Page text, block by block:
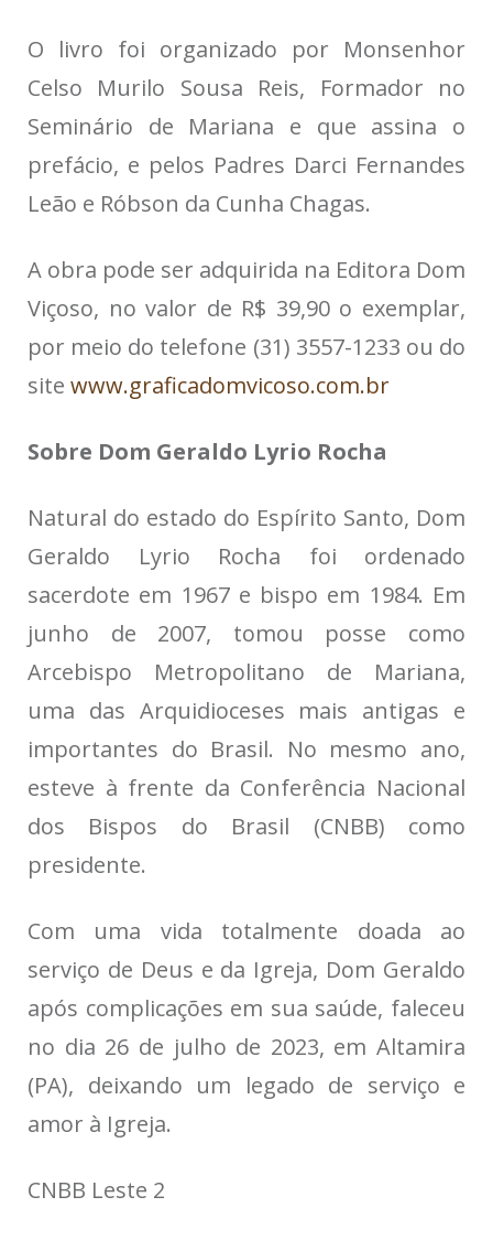
O livro foi organizado por Monsenhor
Celso Murilo Sousa Reis, Formador no
Seminário de Mariana e que assina o
prefácio, e pelos Padres Darci Fernandes
Leão e Róbson da Cunha Chagas.
A obra pode ser adquirida na Editora Dom
Viçoso, no valor de R$ 39,90 o exemplar,
por meio do telefone (31) 3557-1233 ou do
site www.graficadomvicoso.com.br
Sobre Dom Geraldo Lyrio Rocha
Natural do estado do Espírito Santo, Dom
Geraldo Lyrio Rocha foi ordenado
sacerdote em 1967 e bispo em 1984. Em
junho de 2007, tomou posse como
Arcebispo Metropolitano de Mariana,
uma das Arquidioceses mais antigas e
importantes do Brasil. No mesmo ano,
esteve à frente da Conferência Nacional
dos Bispos do Brasil (CNBB) como
presidente.
Com uma vida totalmente doada ao
serviço de Deus e da Igreja, Dom Geraldo
após complicações em sua saúde, faleceu
no dia 26 de julho de 2023, em Altamira
(PA), deixando um legado de serviço e
amor à Igreja.
CNBB Leste 2